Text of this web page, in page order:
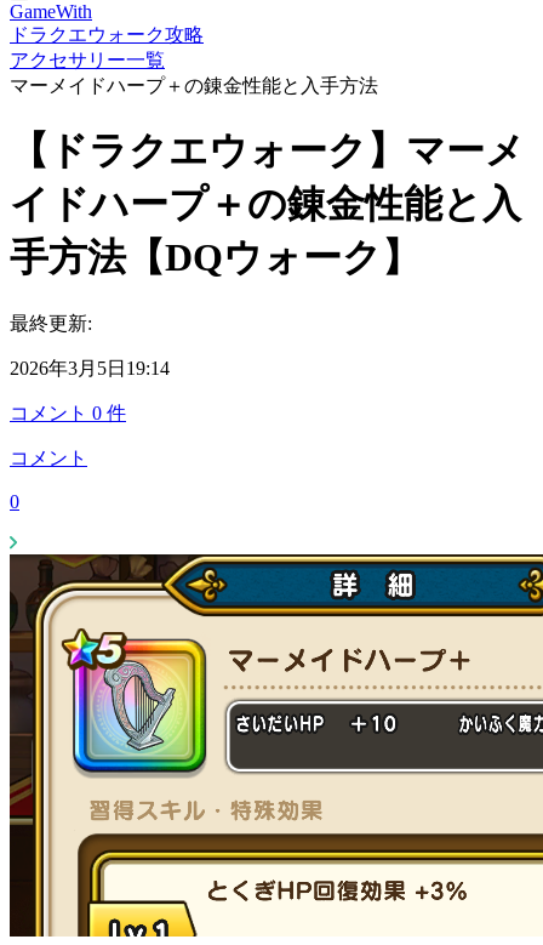
GameWith
ドラクエウォーク攻略
アクセサリー一覧
マーメイドハープ＋の錬金性能と入手方法
【ドラクエウォーク】マーメ
イドハープ＋の錬金性能と入
手方法【DQウォーク】
最終更新:
2026年3月5日19:14
コメント 0 件
コメント
0